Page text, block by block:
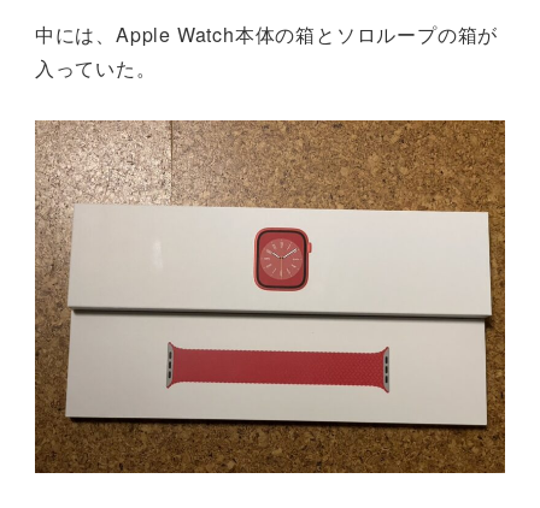
中には、Apple Watch本体の箱とソロループの箱が
入っていた。